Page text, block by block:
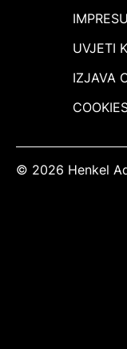
UVJETI
IZJAVA
© 2026 Henkel